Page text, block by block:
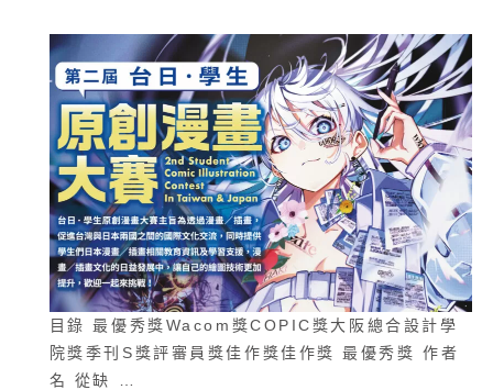
目錄 最優秀獎Wacom獎COPIC獎大阪總合設計學
院獎季刊S獎評審員獎佳作獎佳作獎 最優秀獎 作者
名 從缺 …